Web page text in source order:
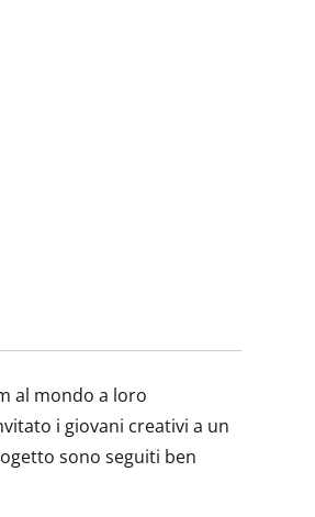
al mondo a loro
i giovani creativi a un
sono seguiti ben